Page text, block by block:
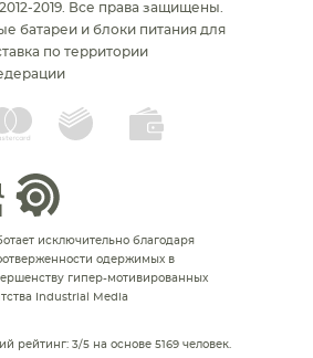
2019. Все права защищены.
батареи и блоки питания для
по территории
исключительно благодаря
одержимых в
гипер-мотивированных
Industrial Media
рейтинг: 3/5 на основе 5169 человек.